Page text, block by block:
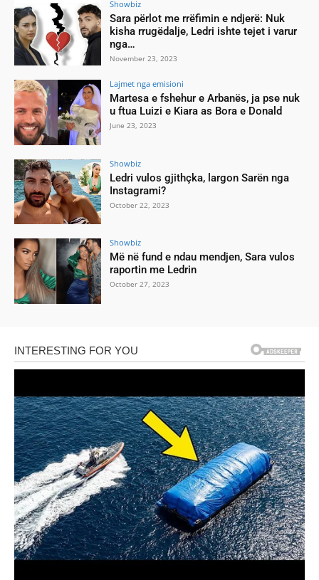
Showbiz
Sara përlot me rrëfimin e ndjerë: Nuk
kisha rrugëdalje, Ledri ishte tejet i varur
nga…
November 23, 2023
Lajmet nga emisioni
Martesa e fshehur e Arbanës, ja pse nuk
u ftua Luizi e Kiara as Bora e Donald
June 23, 2023
Showbiz
Ledri vulos gjithçka, largon Sarën nga
Instagrami?
October 22, 2023
Showbiz
Më në fund e ndau mendjen, Sara vulos
raportin me Ledrin
October 27, 2023